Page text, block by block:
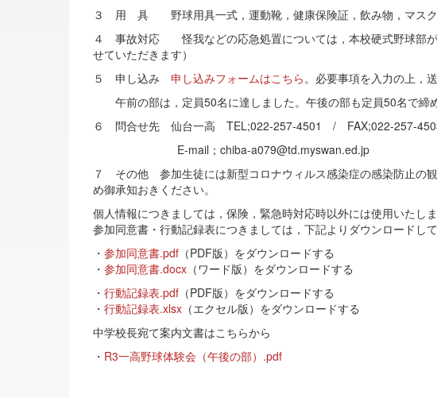
３ 用 具 野球用具一式，運動靴，健康保険証，飲み物，マスク
４ 事故対応 怪我などの応急処置については，本校硬式野球部が
せていただきます）
５ 申し込み 申し込みフォームはこちら。必要事項を入力の上，
午前の部は，定員50名に達しました。午後の部も定員50名で締
６ 問合せ先 仙台一高 TEL;022-257-4501 / FAX;022-257-
E-mail；chiba-a079@td.myswan.ed.jp
７ その他 参加生徒には新型コロナウィルス感染症の感染防止の
め御承知おきください。
個人情報につきましては，保険，緊急時対応時以外には使用いたしま
参加同意書・行動記録表につきましては，下記よりダウンロードして
・ 参加同意書.pdf （PDF版）をダウンロードする
・ 参加同意書.docx （ワード版）をダウンロードする
・ 行動記録表.pdf （PDF版）をダウンロードする
・ 行動記録表.xlsx （エクセル版）をダウンロードする
中学校長宛て案内文書はこちらから
・ R3一高野球体験会（午後の部）.pdf